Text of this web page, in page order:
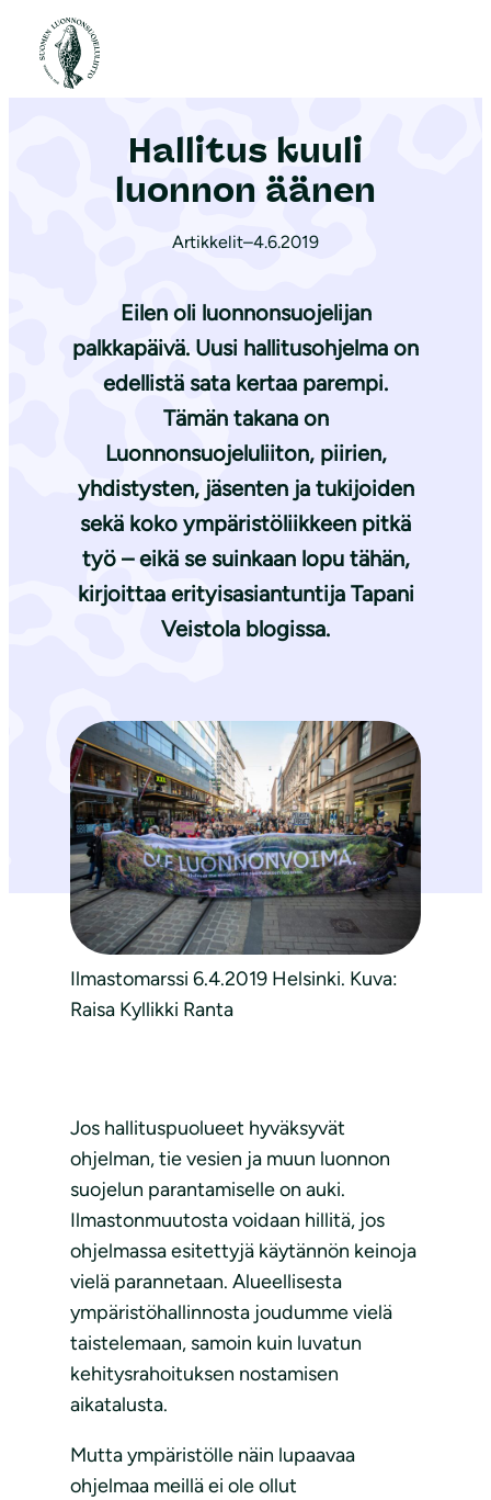
Etusivu
Hallitus kuuli
luonnon äänen
Artikkelit–4.6.2019
Eilen oli luonnonsuojelijan
palkkapäivä. Uusi hallitusohjelma on
edellistä sata kertaa parempi.
Tämän takana on
Luonnonsuojeluliiton, piirien,
yhdistysten, jäsenten ja tukijoiden
sekä koko ympäristöliikkeen pitkä
työ – eikä se suinkaan lopu tähän,
kirjoittaa erityisasiantuntijaTapani
Veistola blogissa.
Ilmastomarssi 6.4.2019 Helsinki. Kuva:
Raisa Kyllikki Ranta
Jos hallituspuolueet hyväksyvät
ohjelman, tie vesien ja muun luonnon
suojelun parantamiselle on auki.
Ilmastonmuutosta voidaan hillitä, jos
ohjelmassa esitettyjä käytännön keinoja
vielä parannetaan. Alueellisesta
ympäristöhallinnosta joudumme vielä
taistelemaan, samoin kuin luvatun
kehitysrahoituksen nostamisen
aikatalusta.
Mutta ympäristölle näin lupaavaa
ohjelmaa meillä ei ole ollut